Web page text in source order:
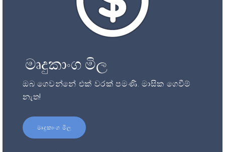
මෘදුකාංග මිල
ඔබ ගෙවන්නේ එක් වරක් පමණි. මාසික ගෙවීම්
නැත!
මෘදුකාංග මිල